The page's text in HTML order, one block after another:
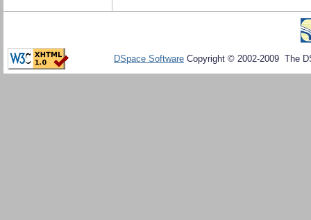
DSpace Software Copyright © 2002-2009 The